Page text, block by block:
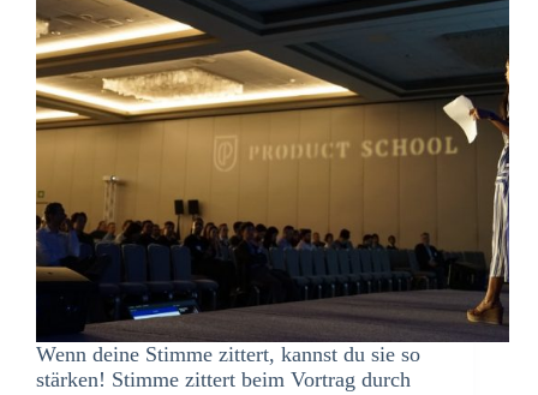
Wenn deine Stimme zittert, kannst du sie so
stärken! Stimme zittert beim Vortrag durch